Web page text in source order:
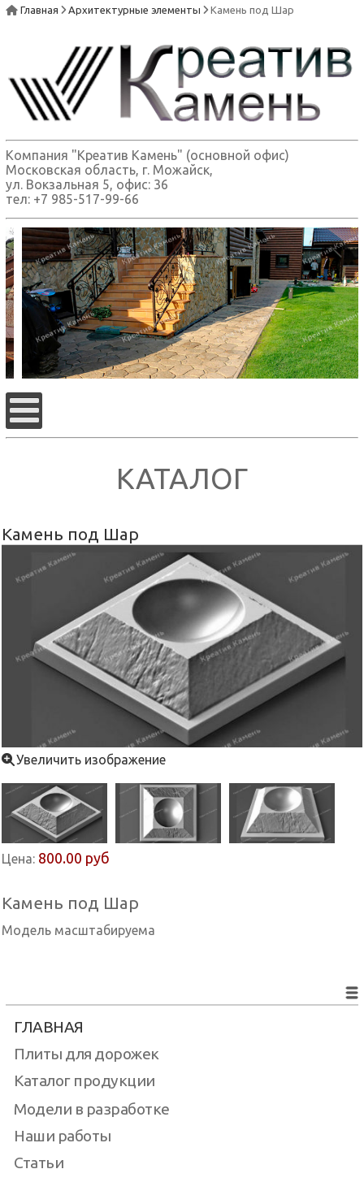
Главная Архитектурные элементы Камень под Шар
Компания "Креатив Камень" (основной офис)
Московская область, г. Можайск,
ул. Вокзальная 5, офис: 36
тел: +7 985-517-99-66
КАТАЛОГ
Камень под Шар
Увеличить изображение
Цена: 800.00 руб
Камень под Шар
Модель масштабируема
ГЛАВНАЯ
Плиты для дорожек
Каталог продукции
Модели в разработке
Наши работы
Статьи